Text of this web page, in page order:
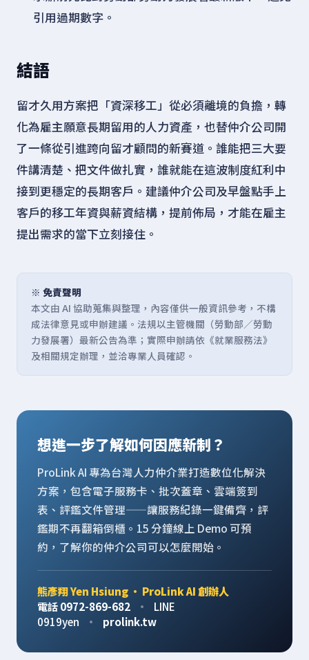
引用過期數字。
結語
留才久用方案把「資深移工」從必須離境的負擔，轉
化為雇主願意長期留用的人力資產，也替仲介公司開
了一條從引進跨向留才顧問的新賽道。誰能把三大要
件講清楚、把文件做扎實，誰就能在這波制度紅利中
接到更穩定的長期客戶。建議仲介公司及早盤點手上
客戶的移工年資與薪資結構，提前佈局，才能在雇主
提出需求的當下立刻接住。
※ 免責聲明
本文由 AI 協助蒐集與整理，內容僅供一般資訊參考，不構
成法律意見或申辦建議。法規以主管機關（勞動部／勞動
力發展署）最新公告為準；實際申辦請依《就業服務法》
及相關規定辦理，並洽專業人員確認。
想進一步了解如何因應新制？
ProLink AI 專為台灣人力仲介業打造數位化解決
方案，包含電子服務卡、批次蓋章、雲端簽到
表、評鑑文件管理——讓服務紀錄一鍵備齊，評
鑑期不再翻箱倒櫃。15 分鐘線上 Demo 可預
約，了解你的仲介公司可以怎麼開始。
熊彥翔 Yen Hsiung · ProLink AI 創辦人
電話 0972-869-682
·
LINE
0919yen
· prolink.tw